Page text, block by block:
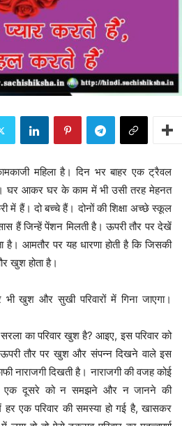
महिला है। दिन भर बाहर एक ट्रैवल
घर आकर घर के काम में भी उसी तरह मेहनत
में हैं। दो बच्चे हैं। दोनों की शिक्षा अच्छे स्कूल
हैं जिन्हें पेंशन मिलती है। ऊपरी तौर पर देखें
है। आमतौर पर यह धारणा होती है कि जिसकी
खुश होता है।
खुश और सुखी परिवारों में गिना जाएगा।
का परिवार खुश है? आइए, इस परिवार को
तौर पर खुश और संपन्न दिखने वाले इस
नाराजगी दिखती है। नाराजगी की वजह कोई
एक दूसरे को न समझने और न जानने की
एक परिवार की समस्या हो गई है, खासकर